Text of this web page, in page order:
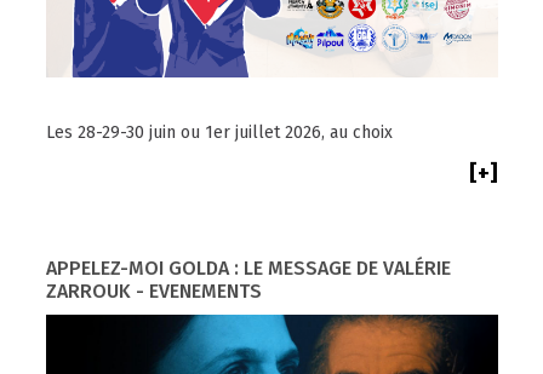
Les 28-29-30 juin ou 1er juillet 2026, au choix
[+]
APPELEZ-MOI GOLDA : LE MESSAGE DE VALÉRIE
ZARROUK - EVENEMENTS